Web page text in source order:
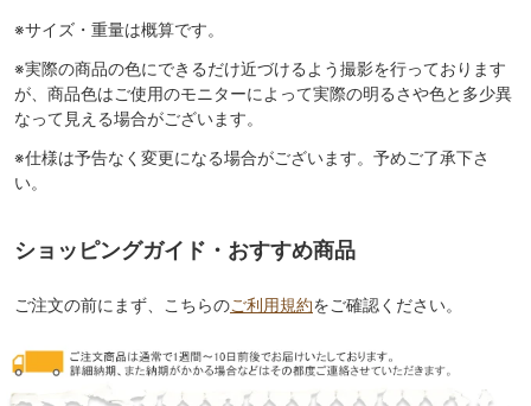
※サイズ・重量は概算です。
※実際の商品の色にできるだけ近づけるよう撮影を行っております
が、商品色はご使用のモニターによって実際の明るさや色と多少異
なって見える場合がございます。
※仕様は予告なく変更になる場合がございます。予めご了承下さ
い。
ショッピングガイド・おすすめ商品
ご注文の前にまず、こちらのご利用規約をご確認ください。